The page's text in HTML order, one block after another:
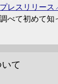
レスリリース
べて初めて
て